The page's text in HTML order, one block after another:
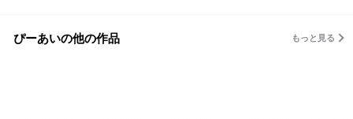
ぴーあいの他の作品 もっと見る